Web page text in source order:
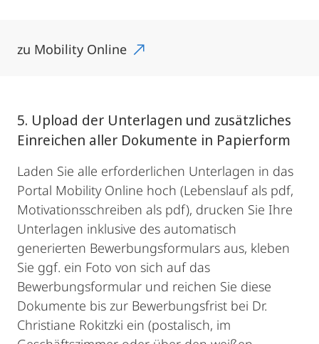
zu Mobility Online
5. Upload der Unterlagen und zusätzliches
Einreichen aller Dokumente in Papierform
Laden Sie alle erforderlichen Unterlagen in das
Portal Mobility Online hoch (Lebenslauf als pdf,
Motivationsschreiben als pdf), drucken Sie Ihre
Unterlagen inklusive des automatisch
generierten Bewerbungsformulars aus, kleben
Sie ggf. ein Foto von sich auf das
Bewerbungsformular und reichen Sie diese
Dokumente bis zur Bewerbungsfrist bei Dr.
Christiane Rokitzki ein (postalisch, im